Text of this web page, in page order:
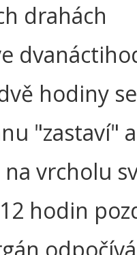
drahách
hodiny
"zastaví"
vrcholu
hodin